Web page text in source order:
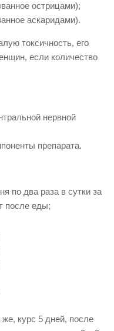
острицами);
аскаридами).
токсичность, его
если количество
нервной
препарата.
по два раза в сутки за
после еды;
же, курс 5 дней, после